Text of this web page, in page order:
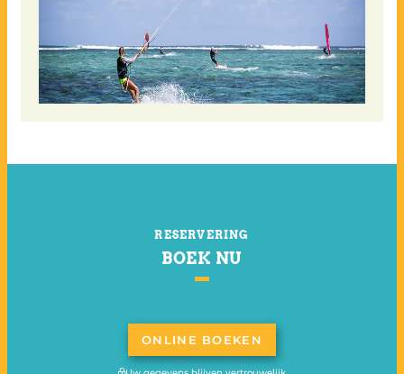
RESERVERING
BOEK NU
ONLINE BOEKEN